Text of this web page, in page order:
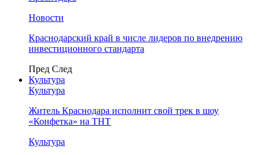
Новости
Краснодарский край в числе лидеров по внедрению
инвестиционного стандарта
Пред След
Культура
Культура
Житель Краснодара исполнит свой трек в шоу
«Конфетка» на ТНТ
Культура